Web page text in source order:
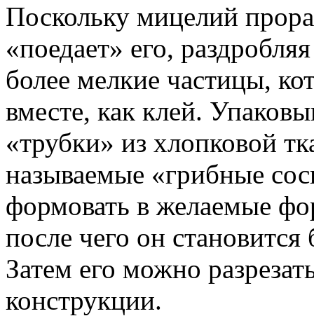
Поскольку мицелий
«поедает» его,
более мелкие частицы,
вместе, как клей.
«трубки» из хлопковой
называемые «грибные
формовать в желаемые
после чего он
Затем его можно
конструкции.